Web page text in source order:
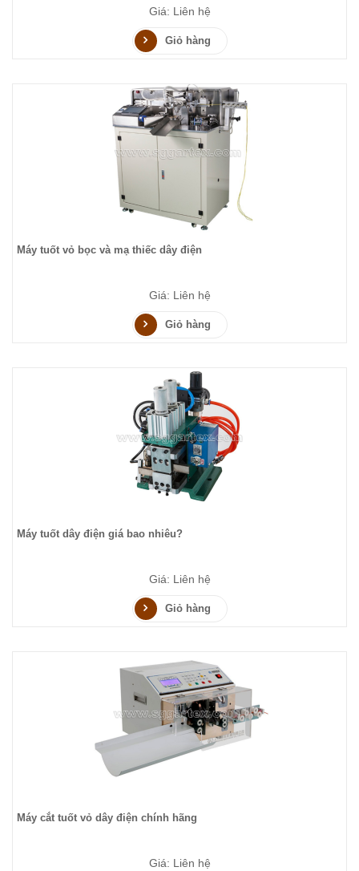
Giá: Liên hệ
Giỏ hàng
Máy tuốt vỏ bọc và mạ thiếc dây điện
Giá: Liên hệ
Giỏ hàng
Máy tuốt dây điện giá bao nhiêu?
Giá: Liên hệ
Giỏ hàng
Máy cắt tuốt vỏ dây điện chính hãng
Giá: Liên hệ